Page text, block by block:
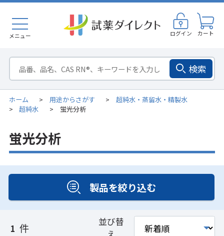
メニュー ログイン カート
検索
ホーム > 用途からさがす > 超純水・蒸留水・精製水
> 超純水 > 蛍光分析
蛍光分析
製品を絞り込む
1 件
並び替